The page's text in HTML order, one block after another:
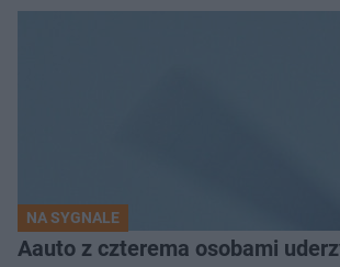
NA SYGNALE
Aauto z czterema osobami